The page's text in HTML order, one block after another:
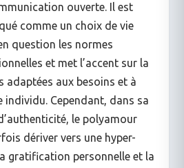
ouverte. Il est
comme un choix de vie
question les normes
et met l’accent sur la
adaptées aux besoins et à
individu. Cependant, dans sa
le polyamour
dériver vers une hyper-
gratification personnelle et la